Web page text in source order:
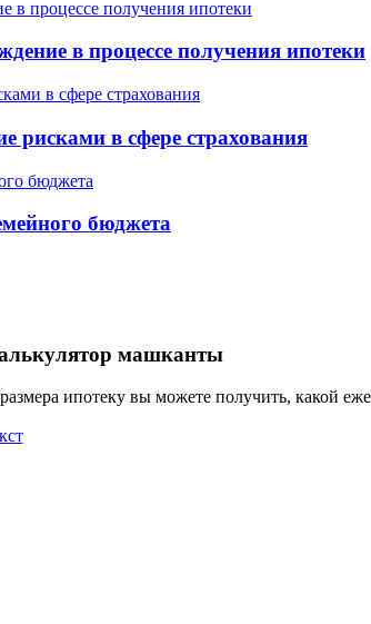
в процессе получения ипотеки
рисками в сфере страхования
бюджета
машканты